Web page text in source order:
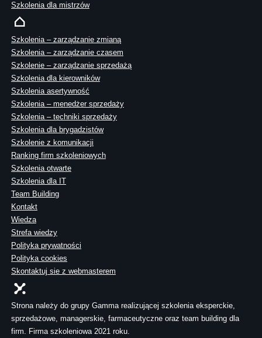
Szkolenia dla mistrzów
Szkolenia – zarządzanie zmianą
Szkolenia – zarządzanie czasem
Szkolenie – zarządzanie sprzedażą
Szkolenia dla kierowników
Szkolenia asertywność
Szkolenia – menedżer sprzedaży
Szkolenia – techniki sprzedaży
Szkolenia dla brygadzistów
Szkolenie z komunikacji
Ranking firm szkoleniowych
Szkolenia otwarte
Szkolenia dla IT
Team Building
Kontakt
Wiedza
Strefa wiedzy
Polityka prywatności
Polityka cookies
Skontaktuj sie z webmasterem
Strona należy do grupy Gamma realizującej szkolenia eksperckie,
sprzedażowe, managerskie, farmaceutyczne oraz team building dla
firm. Firma szkoleniowa 2021 roku.